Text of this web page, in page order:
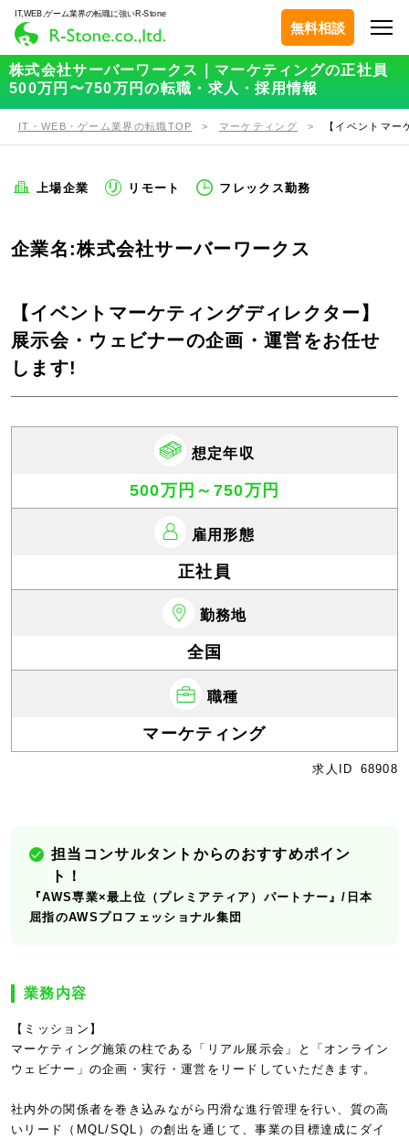
IT,WEB,ゲーム業界の転職に強いR-Stone
無料相談
株式会社サーバーワークス｜マーケティングの正社員
500万円〜750万円の転職・求人・採用情報
IT・WEB・ゲーム業界の転職TOP マーケティング 【イベントマ
上場企業 リモート フレックス勤務
企業名:株式会社サーバーワークス
【イベントマーケティングディレクター】
展示会・ウェビナーの企画・運営をお任せ
します!
想定年収
500万円～750万円
雇用形態
正社員
勤務地
全国
職種
マーケティング
求人ID 68908
担当コンサルタントからのおすすめポイン
ト！
『AWS専業×最上位（プレミアティア）パートナー』/日本
屈指のAWSプロフェッショナル集団
業務内容
【ミッション】
マーケティング施策の柱である「リアル展示会」と「オンライン
ウェビナー」の企画・実行・運営をリードしていただきます。
社内外の関係者を巻き込みながら円滑な進行管理を行い、質の高
いリード（MQL/SQL）の創出を通じて、事業の目標達成にダイ